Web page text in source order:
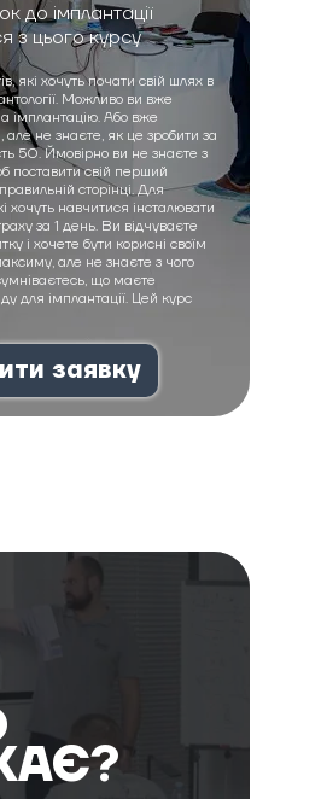
заявку
до імплантації
з цього курсу
які хочуть почати свій шлях в
Можливо ви вже
імплантацію. Або вже
але не знаєте, як це зробити за
50. Ймовірно ви не знаєте з
поставити свій перший
сторінці. Для
хочуть навчитися інсталювати
за 1 день. Ви відчуваєте
і хочете бути корисні своїм
але не знаєте з чого
що маєте
для імплантації. Цей курс